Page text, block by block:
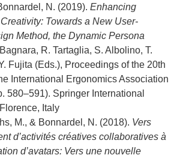
N. (2019). Enhancing
Towards a New User-
Method, the Dynamic Persona
Bagnara, R. Tartaglia, S. Albolino, T.
Fujita (Eds.), Proceedings of the 20th
International Ergonomics Association
580–591). Springer International
Italy
M., & Bonnardel, N. (2018). Vers
d’activités créatives collaboratives à
d’avatars: Vers une nouvelle